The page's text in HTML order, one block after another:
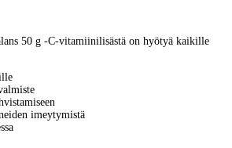
50 g -C-vitamiinilisästä on hyötyä kaikille
imeytymistä